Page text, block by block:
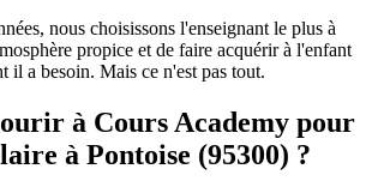
nous choisissons l'enseignant le plus à
propice et de faire acquérir à l'enfant
il a besoin. Mais ce n'est pas tout.
à Cours Academy pour
à Pontoise (95300) ?